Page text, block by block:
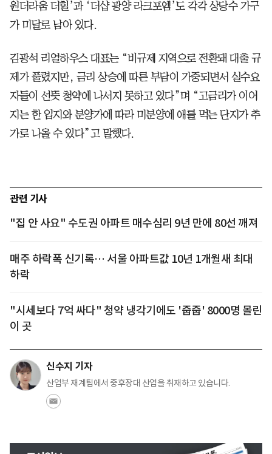
원더라움 더힐’과 ‘더샵 광양 라크포엠’도 각각 상당수 가구
가 미달로 남아 있다.
김광석 리얼하우스 대표는 “비규제 지역으로 전환돼 대출 규
제가 풀렸지만, 금리 상승에 따른 부담이 가중되면서 실수요
자들이 선뜻 청약에 나서지 못하고 있다”며 “고금리가 이어
지는 한 입지와 분양가에 따라 미분양에 애를 먹는 단지가 추
가로 나올 수 있다”고 말했다.
관련 기사
"집 안 사요" 수도권 아파트 매수심리 9년 만에 80선 깨져
매주 하락폭 신기록… 서울 아파트값 10년 1개월새 최대
하락
"시세보다 7억 싸다" 청약 냉각기에도 '줍줍' 8000명 몰린
이 곳
신수지 기자
산업부 재계팀에서 중후장대 산업을 취재하고 있습니다.